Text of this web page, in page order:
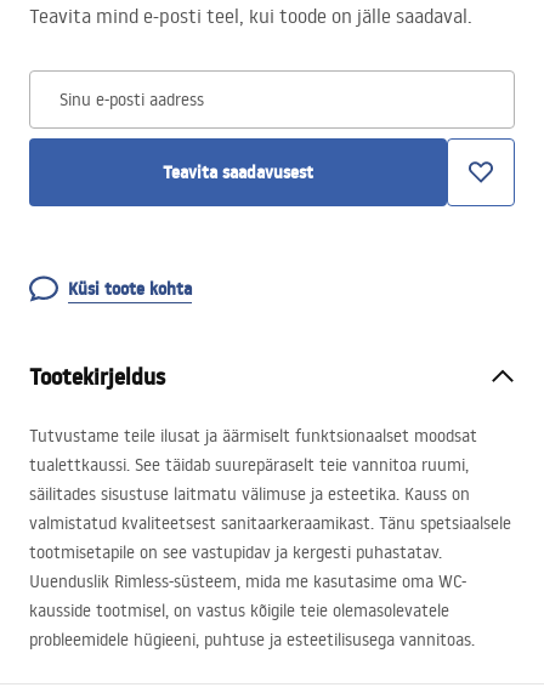
Teavita mind e-posti teel, kui toode on jälle saadaval.
Sinu e-posti aadress
Teavita saadavusest
Küsi toote kohta
Tootekirjeldus
Tutvustame teile ilusat ja äärmiselt funktsionaalset moodsat
tualettkaussi. See täidab suurepäraselt teie vannitoa ruumi,
säilitades sisustuse laitmatu välimuse ja esteetika. Kauss on
valmistatud kvaliteetsest sanitaarkeraamikast. Tänu spetsiaalsele
tootmisetapile on see vastupidav ja kergesti puhastatav.
Uuenduslik Rimless-süsteem, mida me kasutasime oma WC-
kausside tootmisel, on vastus kõigile teie olemasolevatele
probleemidele hügieeni, puhtuse ja esteetilisusega vannitoas.